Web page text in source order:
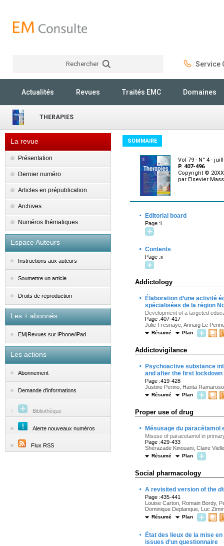
Rechercher Service
Actualités Revues Traités EMC Domaines
THERAPIES
La revue
Présentation
Dernier numéro
Articles en prépublication
Archives
Numéros thématiques
Espace Auteurs
Instructions aux auteurs
Soumettre un article
Droits de reproduction
Les + abonnés
EM|Revues sur iPhone/iPad
Les actions
Abonnement
Demande d'informations
Bibliothèque
Alerte nouveaux numéros
Flux RSS
SOMMAIRE
Vol 79 - N° 4 -
P. 407-496
Copyright ©
par Elsevier
· Editorial board
Page :i
· Contents
Page :ii
Addictology
·
Élaboration d’une activité
spécialisées de la région
Development of a targeted
Page :407-417
Julie Fresnaye, Annaïg Le
Résumé Plan
Addictovigilance
·
Psychoactive substance
and after the first lockdown
Page :419-428
Justine Perino, Hanta
Résumé Plan
Proper use of drug
· Mésusage du
Misuse of paracetamol in
Page :429-433
Shérazade Kinouani, Claire
Résumé Plan
Social pharmacology
· A revisited version of the
Page :435-441
Louise Carton, Romain Bordy,
Dominique Deplanque, Luc
Résumé Plan
·
État des lieux de la mise
issues d’un questionnaire